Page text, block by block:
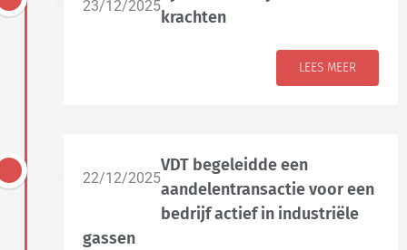
23/12/2025
krachten
LEES MEER
22/12/2025
VDT begeleidde een
aandelentransactie voor een
bedrijf actief in industriële
gassen